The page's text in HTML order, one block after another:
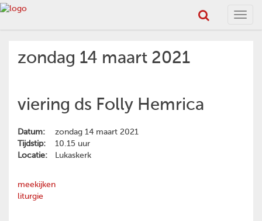
zondag 14 maart 2021
viering ds Folly Hemrica
Datum:
zondag 14 maart 2021
Tijdstip:
10.15 uur
Locatie:
Lukaskerk
meekijken
liturgie